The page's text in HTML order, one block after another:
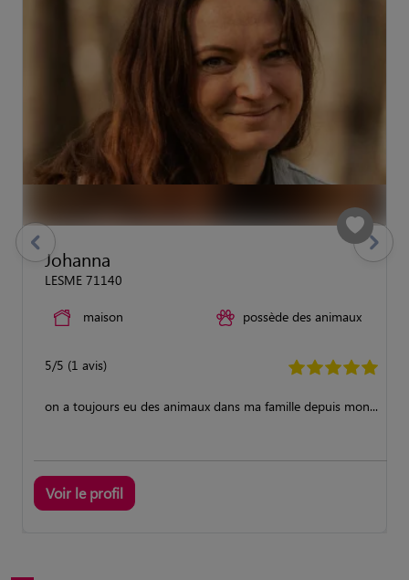
Johanna
LESME 71140
maison possède des animaux
5/5 (1 avis)
on a toujours eu des animaux dans ma famille depuis mon...
Voir le profil
previous Suivant